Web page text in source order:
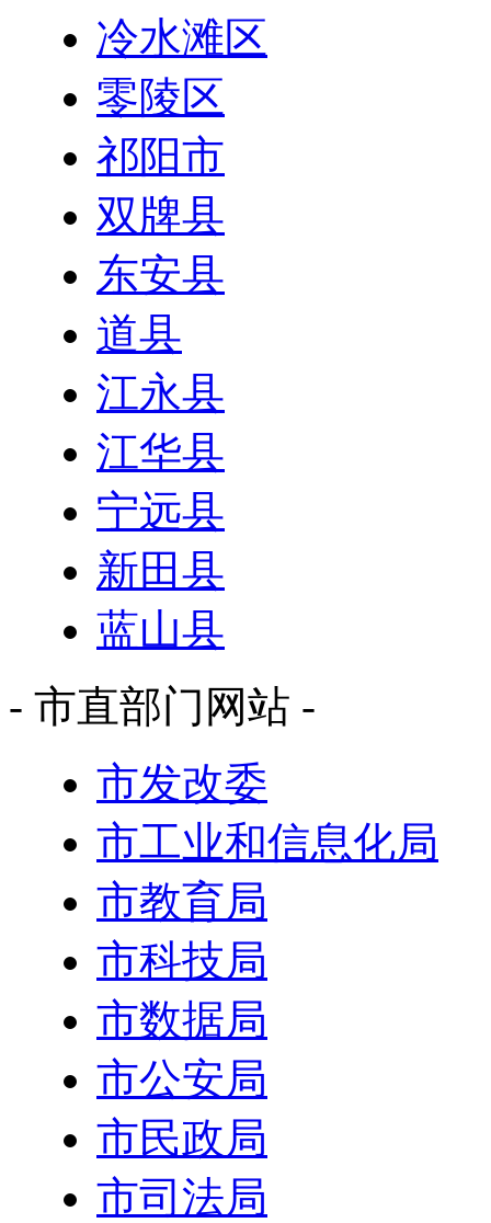
冷水滩区
零陵区
祁阳市
双牌县
东安县
道县
江永县
江华县
宁远县
新田县
蓝山县
- 市直部门网站 -
市发改委
市工业和信息化局
市教育局
市科技局
市数据局
市公安局
市民政局
市司法局